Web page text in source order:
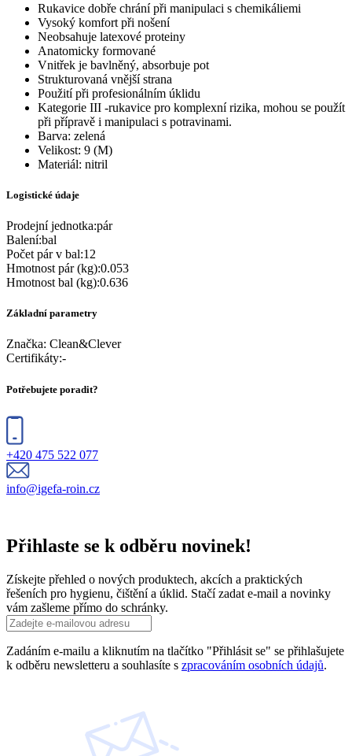
Rukavice dobře chrání při manipulaci s chemikáliemi
Vysoký komfort při nošení
Neobsahuje latexové proteiny
Anatomicky formované
Vnitřek je bavlněný, absorbuje pot
Strukturovaná vnější strana
Použití při profesionálním úklidu
Kategorie III -rukavice pro komplexní rizika, mohou se použít
při přípravě i manipulaci s potravinami.
Barva: zelená
Velikost: 9 (M)
Materiál: nitril
Logistické údaje
Prodejní jednotka:pár
Balení:bal
Počet pár v bal:12
Hmotnost pár (kg):0.053
Hmotnost bal (kg):0.636
Základní parametry
Značka: Clean&Clever
Certifikáty:-
Potřebujete poradit?
+420 475 522 077
info@igefa-roin.cz
Přihlaste se k odběru novinek!
Získejte přehled o nových produktech, akcích a praktických
řešeních pro hygienu, čištění a úklid. Stačí zadat e-mail a novinky
vám zašleme přímo do schránky.
Zadáním e-mailu a kliknutím na tlačítko "Přihlásit se" se přihlašujete
k odběru newsletteru a souhlasíte s zpracováním osobních údajů.